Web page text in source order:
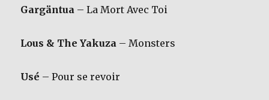
Gargäntua – La Mort Avec Toi
Lous & The Yakuza – Monsters
Usé – Pour se revoir